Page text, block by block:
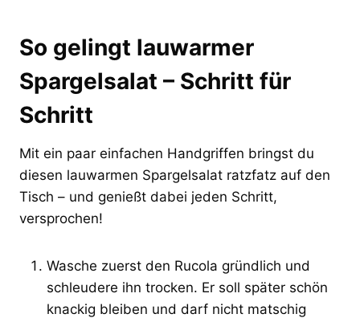
So gelingt lauwarmer
Spargelsalat – Schritt für
Schritt
Mit ein paar einfachen Handgriffen bringst du
diesen lauwarmen Spargelsalat ratzfatz auf den
Tisch – und genießt dabei jeden Schritt,
versprochen!
Wasche zuerst den Rucola gründlich und
schleudere ihn trocken. Er soll später schön
knackig bleiben und darf nicht matschig